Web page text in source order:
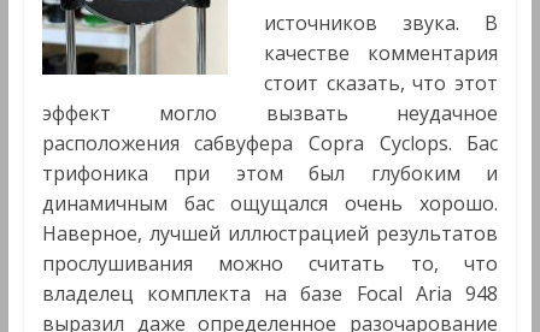
источников звука. В
качестве комментария
стоит сказать, что этот
эффект могло вызвать неудачное
расположения сабвуфера Copra Cyclops. Бас
трифоника при этом был глубоким и
динамичным бас ощущался очень хорошо.
Наверное, лучшей иллюстрацией результатов
прослушивания можно считать то, что
владелец комплекта на базе Focal Aria 948
выразил даже определенное разочарование